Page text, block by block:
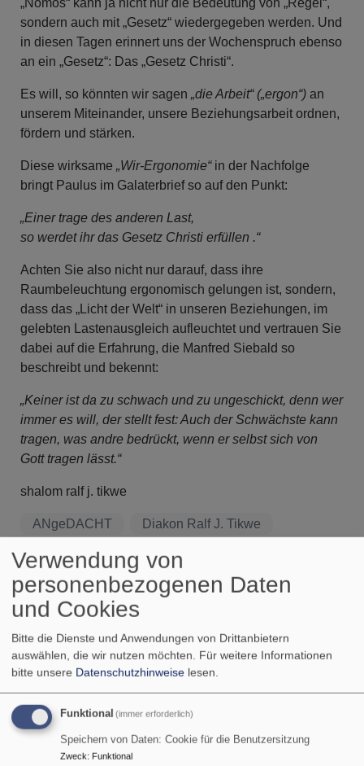
sondern auch mit „Gesetz“ wiedergegeben werden. Und
in diesen Tagen erinnert uns der Wochenspruch ebenso
an ein „Gesetz“: Das „Gesetz Christi“.
Es will, so könnten wir sagen „die Arbeit“ („ergon“) an
unserem Miteinander, unsere Beziehungsarbeit ordnen,
fördern und stärken.
Diese wirksame „Wir-Ergonomie“in der Nachfolge
bringt Paulus im Galaterbrief so auf den Punkt:
„Einer trage des anderen Last,
so werdet ihr das Gesetz Christi erfüllen .“
Achten Sie also nicht nur darauf, dass ihre
Raumbeleuchtung ergonomisch gelungen ist, sondern,
dass das „Licht der Welt“ in unseren Beziehungen, im
gelebten Lastenausgleich aufleuchtet und vertrauen Sie
dabei auf die Erfahrung, die Manfred Siebald so
beschreibt und bekennt:
„Keiner ist da zu schwach und zu ungeschickt, denn wer
immer es will, der stellt fest: Auch der Schwächste kann
tragen, was andre bedrückt, wenn er selbst sich von
Gott tragen lässt.“
shalom ralf j. tikwe
ANgeDACHT Diakon Ralf J. Tikwe
Wir feiern Jubiläum:
Bildrechte KI/rjt
Verwendung von
personenbezogenen Daten
und Cookies
Bitte die Dienste und Anwendungen von Drittanbietern
auswählen, die wir nutzen möchten. Für weitere Informationen
bitte unsere Datenschutzhinweise lesen.
Funktional (immer erforderlich)
Speichern von Daten: Cookie für die Benutzersitzung
Zweck: Funktional